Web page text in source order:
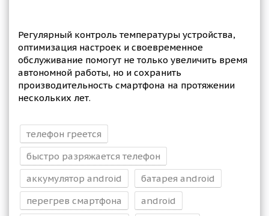
Регулярный контроль температуры устройства,
оптимизация настроек и своевременное
обслуживание помогут не только увеличить время
автономной работы, но и сохранить
производительность смартфона на протяжении
нескольких лет.
телефон греется
быстро разряжается телефон
аккумулятор android
батарея android
перегрев смартфона
android